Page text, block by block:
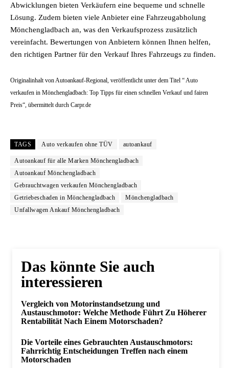
Abwicklungen bieten Verkäufern eine bequeme und schnelle
Lösung. Zudem bieten viele Anbieter eine Fahrzeugabholung
Mönchengladbach an, was den Verkaufsprozess zusätzlich
vereinfacht. Bewertungen von Anbietern können Ihnen helfen,
den richtigen Partner für den Verkauf Ihres Fahrzeugs zu finden.
Originalinhalt von Autoankauf-Regional, veröffentlicht unter dem Titel “ Auto
verkaufen in Mönchengladbach: Top Tipps für einen schnellen Verkauf und fairen
Preis“, übermittelt durch Carpr.de
TAGS Auto verkaufen ohne TÜV autoankauf
Autoankauf für alle Marken Mönchengladbach
Autoankauf Mönchengladbach
Gebrauchtwagen verkaufen Mönchengladbach
Getriebeschaden in Mönchengladbach
Mönchengladbach
Unfallwagen Ankauf Mönchengladbach
Das könnte Sie auch
interessieren
Vergleich von Motorinstandsetzung und
Austauschmotor: Welche Methode Führt Zu Höherer
Rentabilität Nach Einem Motorschaden?
Die Vorteile eines Gebrauchten Austauschmotors:
Fahrrichtig Entscheidungen Treffen nach einem
Motorschaden